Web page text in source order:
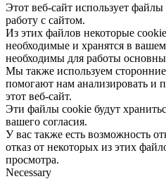
Этот веб-сайт использует
работу с сайтом.
Из этих файлов некоторые
необходимые и хранятся в вашем
необходимы для работы
Мы также используем
помогают нам анализировать и
этот веб-сайт.
Эти файлы cookie будут
вашего согласия.
У вас также есть возможность
отказ от некоторых из этих
просмотра.
Necessary